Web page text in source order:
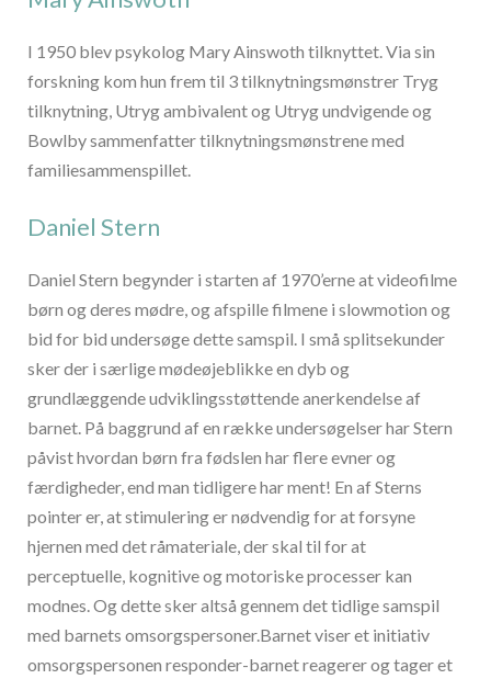
I 1950 blev psykolog Mary Ainswoth tilknyttet. Via sin
forskning kom hun frem til 3 tilknytningsmønstrer Tryg
tilknytning, Utryg ambivalent og Utryg undvigende og
Bowlby sammenfatter tilknytningsmønstrene med
familiesammenspillet.
Daniel Stern
Daniel Stern begynder i starten af 1970’erne at videofilme
børn og deres mødre, og afspille filmene i slowmotion og
bid for bid undersøge dette samspil. I små splitsekunder
sker der i særlige mødeøjeblikke en dyb og
grundlæggende udviklingsstøttende anerkendelse af
barnet. På baggrund af en række undersøgelser har Stern
påvist hvordan børn fra fødslen har flere evner og
færdigheder, end man tidligere har ment! En af Sterns
pointer er, at stimulering er nødvendig for at forsyne
hjernen med det råmateriale, der skal til for at
perceptuelle, kognitive og motoriske processer kan
modnes. Og dette sker altså gennem det tidlige samspil
med barnets omsorgspersoner.Barnet viser et initiativ
omsorgspersonen responder-barnet reagerer og tager et